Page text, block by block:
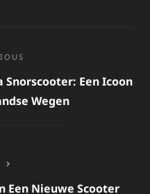
Een Icoon
Wegen
Een Nieuwe Scooter